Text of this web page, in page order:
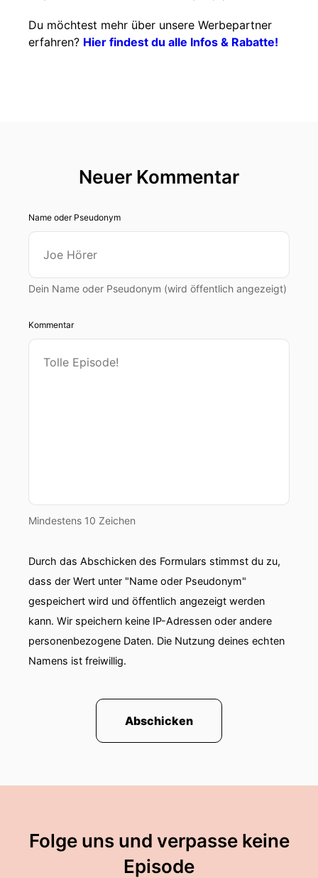
Du möchtest mehr über unsere Werbepartner
erfahren? Hier findest du alle Infos & Rabatte!
Neuer Kommentar
Name oder Pseudonym
Dein Name oder Pseudonym (wird öffentlich angezeigt)
Kommentar
Mindestens 10 Zeichen
Durch das Abschicken des Formulars stimmst du zu,
dass der Wert unter "Name oder Pseudonym"
gespeichert wird und öffentlich angezeigt werden
kann. Wir speichern keine IP-Adressen oder andere
personenbezogene Daten. Die Nutzung deines echten
Namens ist freiwillig.
Abschicken
Folge uns und verpasse keine
Episode